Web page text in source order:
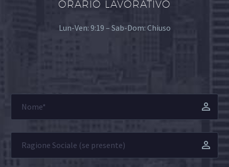
ORARIO LAVORATIVO
Lun-Ven: 9:19 – Sab-Dom: Chiuso